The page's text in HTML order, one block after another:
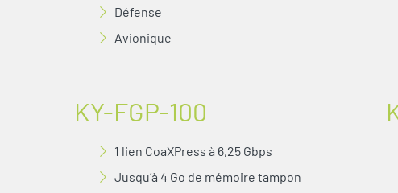
Défense
Avionique
KY-FGP-100
1 lien CoaXPress à 6,25 Gbps
Jusqu’à 4 Go de mémoire tampon